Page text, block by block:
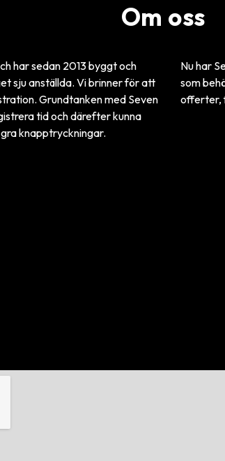
Om oss
har sedan 2013 byggt och
sju anställda. Vi brinner för att
Grundtanken med Seven
tid och därefter kunna
knapptryckningar.
Nu har
som
offerter,